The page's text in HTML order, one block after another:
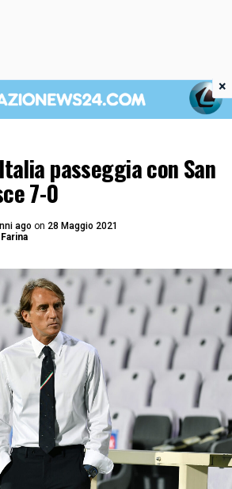
passeggia con San
7-0
ago on 28 Maggio 2021
×